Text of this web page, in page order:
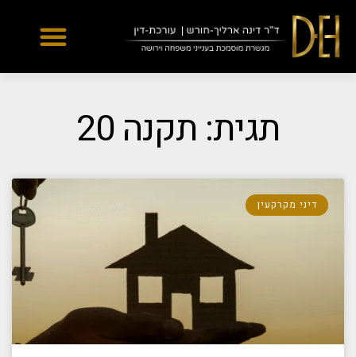
Yes
...
תגית: תקנה 20
דיני מקרקעין